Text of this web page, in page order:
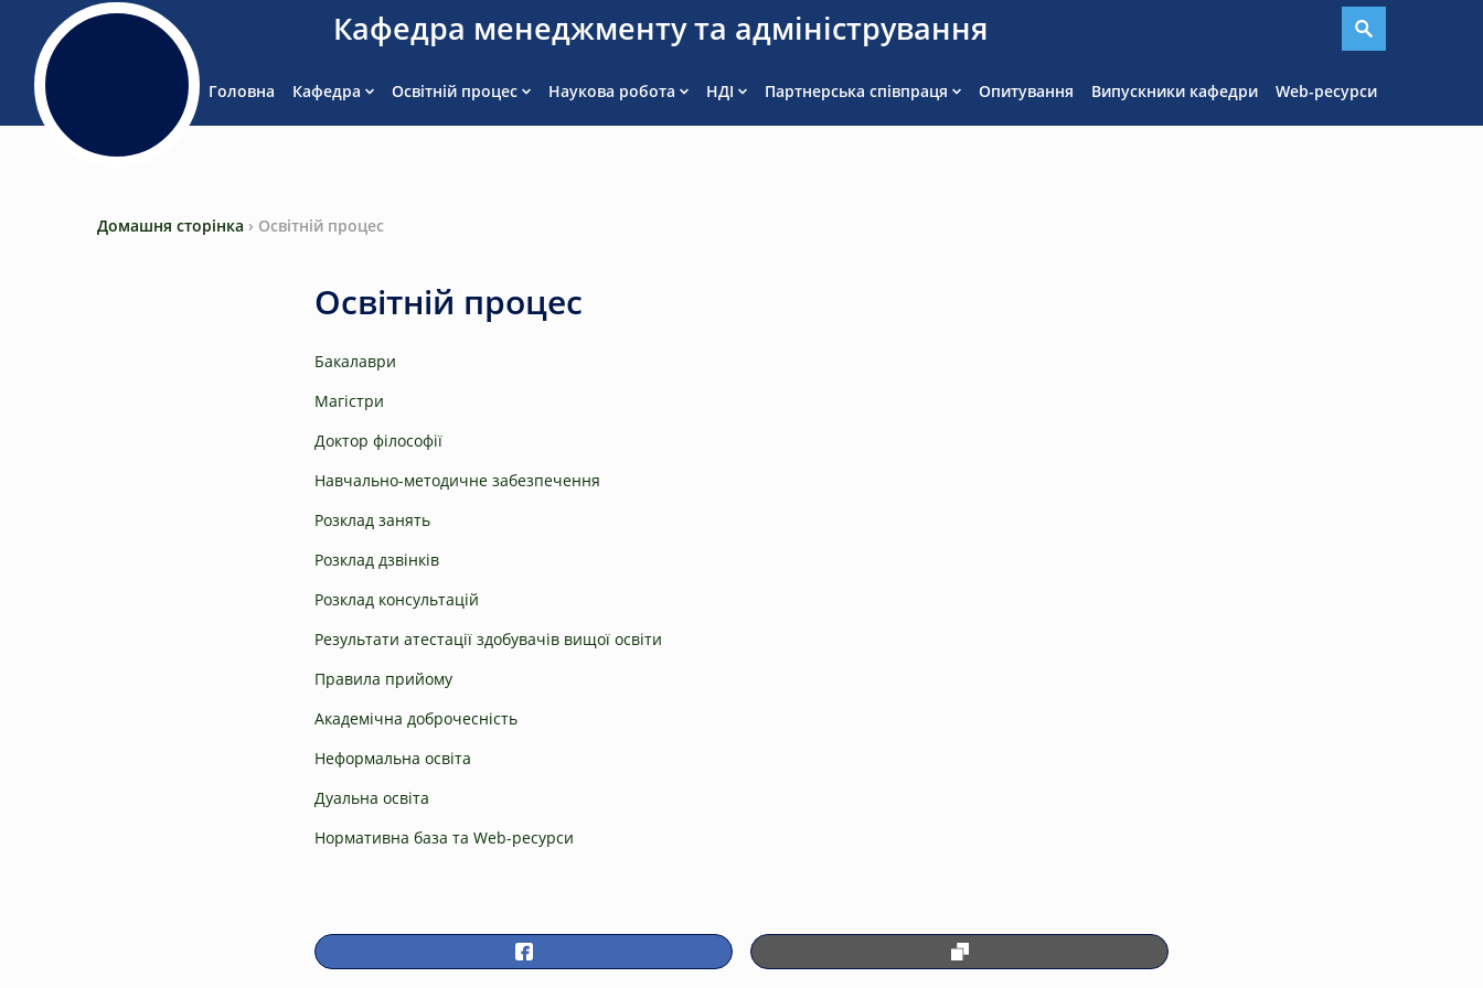
Кафедра менеджменту та адміністрування
Головна Кафедра Освітній процес Наукова робота НДІ Партнерська співпраця Опитування Випускники кафедри Web-ресурси
Домашня сторінка › Освітній процес
Освітній процес
Бакалаври
Магістри
Доктор філософії
Навчально-методичне забезпечення
Розклад занять
Розклад дзвінків
Розклад консультацій
Результати атестації здобувачів вищої освіти
Правила прийому
Академічна доброчесність
Неформальна освіта
Дуальна освіта
Нормативна база та Web-ресурси